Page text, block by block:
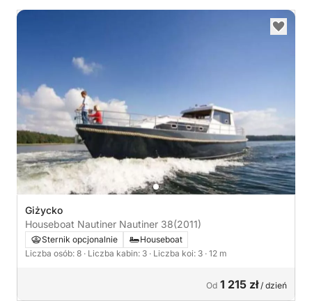
Giżycko
Houseboat Nautiner Nautiner 38(2011)
Sternik opcjonalnie
Houseboat
Liczba osób: 8 · Liczba kabin: 3 · Liczba koi: 3 · 12 m
Od 1 215 zł/ dzień